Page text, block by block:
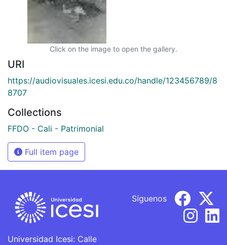
Click on the image to open the gallery.
URI
https://audiovisuales.icesi.edu.co/handle/123456789/8
8707
Collections
FFDO - Cali - Patrimonial
Full item page
Universidad Icesi: Calle
Síguenos